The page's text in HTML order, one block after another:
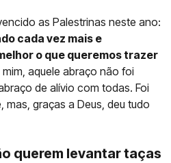
as Palestrinas neste ano:
cada vez mais e
o que queremos trazer
mim, aquele abraço não foi
de alívio com todas. Foi
graças a Deus, deu tudo
querem levantar taças